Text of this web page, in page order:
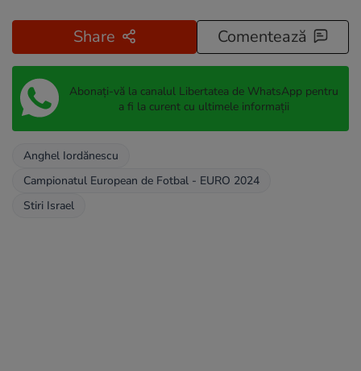
Share Comentează
Abonați-vă la canalul Libertatea de WhatsApp pentru
a fi la curent cu ultimele informații
Anghel Iordănescu
Campionatul European de Fotbal - EURO 2024
Stiri Israel